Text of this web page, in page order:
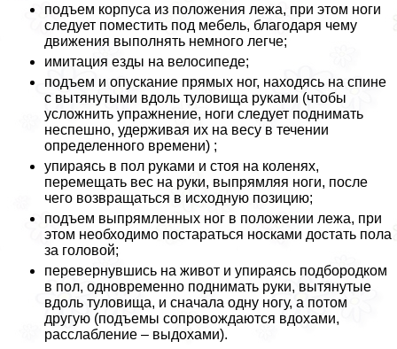
подъем корпуса из положения лежа, при этом ноги
следует поместить под мебель, благодаря чему
движения выполнять немного легче;
имитация езды на велосипеде;
подъем и опускание прямых ног, находясь на спине
с вытянутыми вдоль туловища руками (чтобы
усложнить упражнение, ноги следует поднимать
неспешно, удерживая их на весу в течении
определенного времени) ;
упираясь в пол руками и стоя на коленях,
перемещать вес на руки, выпрямляя ноги, после
чего возвращаться в исходную позицию;
подъем выпрямленных ног в положении лежа, при
этом необходимо постараться носками достать пола
за головой;
перевернувшись на живот и упираясь подбородком
в пол, одновременно поднимать руки, вытянутые
вдоль туловища, и сначала одну ногу, а потом
другую (подъемы сопровождаются вдохами,
расслабление – выдохами).